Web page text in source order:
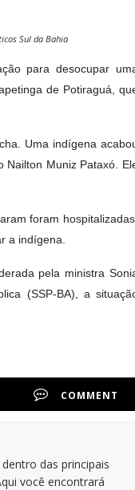
Sul da Bahia
para desocupar
de Potiraguá,
Uma indígena
Nailton Muniz Pataxó.
foram hospitalizadas,
a indígena.
pela ministra
(SSP-BA), a
COMMENT
das principais
você encontrará